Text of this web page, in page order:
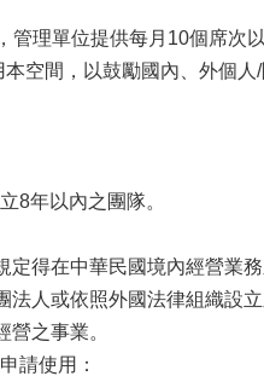
理單位提供每月10個席次
空間，以鼓勵國內、外個人/
8年以內之團隊。
得在中華民國境內經營業務
人或依照外國法律組織設立
之事業。
請使用：